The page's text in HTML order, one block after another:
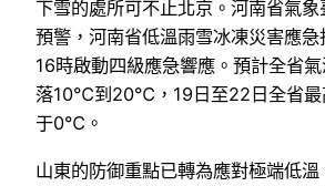
下雪的處所可不止北京。河南省氣
預警，河南省低溫雨雪冰凍災害應急
16時啟動四級應急響應。預計全省
落10℃到20℃，19日至22日全省最
于0℃。
山東的防御重點已轉為應對極端低